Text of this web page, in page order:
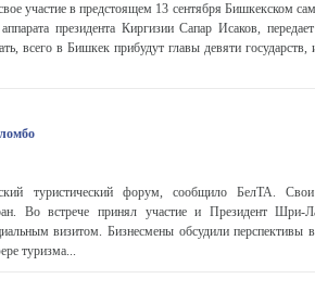
участие в предстоящем 13 сентября Бишкекском
президента Киргизии Сапар Исаков,
всего в Бишкек прибудут главы девяти государств,
туристический форум, сообщило БелТА.
Во встрече принял участие и Президент Шри-
визитом. Бизнесмены обсудили перспективы
туризма...